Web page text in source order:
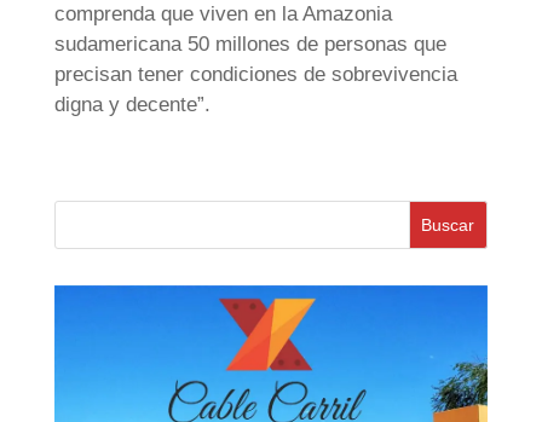
comprenda que viven en la Amazonia
sudamericana 50 millones de personas que
precisan tener condiciones de sobrevivencia
digna y decente”.
Buscar